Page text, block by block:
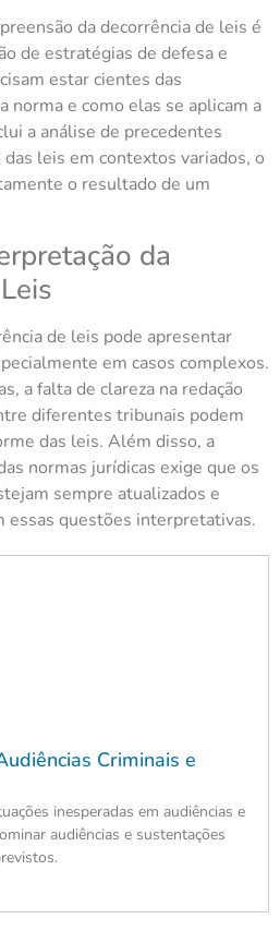
da decorrência de leis é
de estratégias de defesa e
estar cientes das
norma e como elas se aplicam a
a análise de precedentes
leis em contextos variados, o
o resultado de um
da
de leis pode apresentar
em casos complexos.
a falta de clareza na redação
diferentes tribunais podem
das leis. Além disso, a
normas jurídicas exige que os
sempre atualizados e
essas questões interpretativas.
Criminais e
inesperadas em audiências e
audiências e sustentações